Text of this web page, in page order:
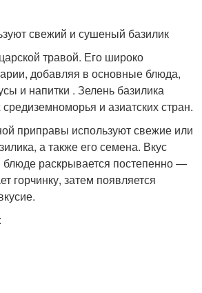
свежий и сушеный базилик
травой. Его широко
добавляя в основные блюда,
и напитки . Зелень базилика
и азиатских стран.
приправы используют свежие или
а также его семена. Вкус
блюде раскрывается постепенно —
горчинку, затем появляется